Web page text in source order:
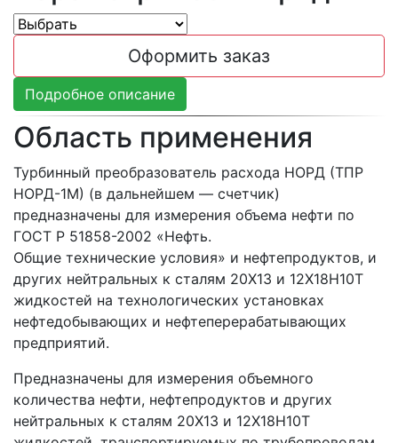
Оформить заказ
Подробное описание
Область применения
Турбинный преобразователь расхода НОРД (ТПР
НОРД-1М) (в дальнейшем — счетчик)
предназначены для измерения объема нефти по
ГОСТ Р 51858-2002 «Нефть.
Общие технические условия» и нефтепродуктов, и
других нейтральных к сталям 20Х13 и 12Х18Н10Т
жидкостей на технологических установках
нефтедобывающих и нефтеперерабатывающих
предприятий.
Предназначены для измерения объемного
количества нефти, нефтепродуктов и других
нейтральных к сталям 20X13 и 12X18Н10Т